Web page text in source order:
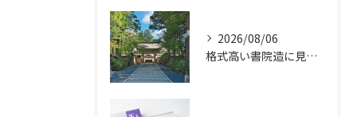
2026/08/06
格式高い書院造に見る金剛峯寺の中世から近世への変遷